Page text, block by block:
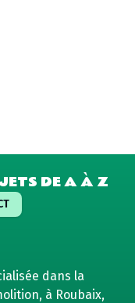
DE A À Z
dans la
à Roubaix,